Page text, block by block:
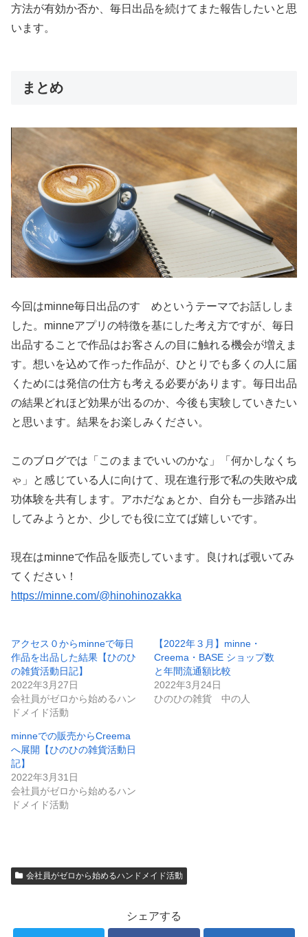
方法が有効か否か、毎日出品を続けてまた報告したいと思
います。
まとめ
今回はminne毎日出品のすゝめというテーマでお話ししま
した。minneアプリの特徴を基にした考え方ですが、毎日
出品することで作品はお客さんの目に触れる機会が増えま
す。想いを込めて作った作品が、ひとりでも多くの人に届
くためには発信の仕方も考える必要があります。毎日出品
の結果どれほど効果が出るのか、今後も実験していきたい
と思います。結果をお楽しみください。
このブログでは「このままでいいのかな」「何かしなくち
ゃ」と感じている人に向けて、現在進行形で私の失敗や成
功体験を共有します。アホだなぁとか、自分も一歩踏み出
してみようとか、少しでも役に立てば嬉しいです。
現在はminneで作品を販売しています。良ければ覗いてみ
てください！
https://minne.com/@hinohinozakka
アクセス０からminneで毎日
作品を出品した結果【ひのひ
の雑貨活動日記】
2022年3月27日
会社員がゼロから始めるハン
ドメイド活動
【2022年３月】minne・
Creema・BASE ショップ数
と年間流通額比較
2022年3月24日
ひのひの雑貨 中の人
minneでの販売からCreema
へ展開【ひのひの雑貨活動日
記】
2022年3月31日
会社員がゼロから始めるハン
ドメイド活動
会社員がゼロから始めるハンドメイド活動
シェアする